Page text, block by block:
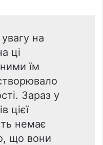
на
ці
їм
Зараз у
цієї
немає
що вони